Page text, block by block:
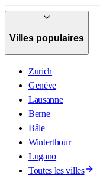
Villes populaires
Zurich
Genève
Lausanne
Berne
Bâle
Winterthour
Lugano
Toutes les villes